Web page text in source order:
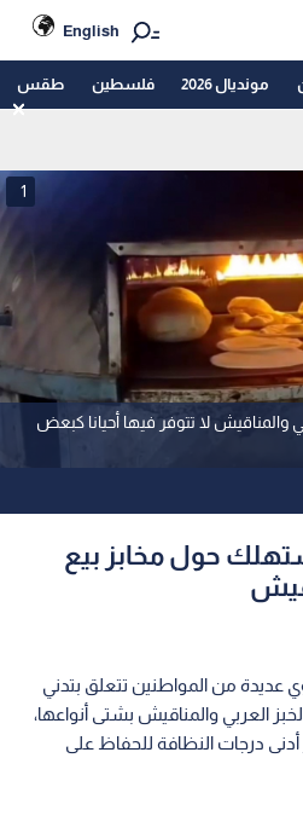
English
مونديال 2026 فلسطين طقس
والمناقيش لا تتوفر فيها أحيانا كبعض
1
حول مخابز بيع
من المواطنين تتعلق بتدني
العربي والمناقيش بشتى أنواعها،
أدنى درجات النظافة للحفاظ على